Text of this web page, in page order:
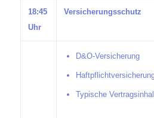
18:45
Uhr
Versicherungsschutz
D&O-Versicherung
Typische